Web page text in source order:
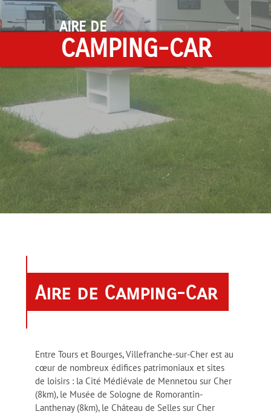
AIRE DE
CAMPING-CAR
Aire de Camping-Car
Entre Tours et Bourges, Villefranche-sur-Cher est au
cœur de nombreux édifices patrimoniaux et sites
de loisirs : la Cité Médiévale de Mennetou sur Cher
(8km), le Musée de Sologne de Romorantin-
Lanthenay (8km), le Château de Selles sur Cher